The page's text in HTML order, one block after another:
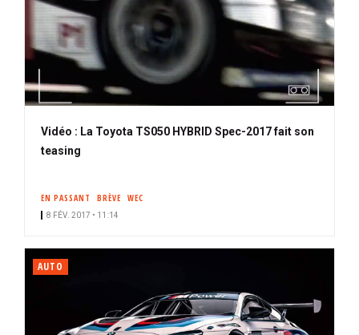
Vidéo : La Toyota TS050 HYBRID Spec-2017 fait son
teasing
EN PASSANT BRÈVE WEC
8 FÉV. 2017 • 11:14
AUTO